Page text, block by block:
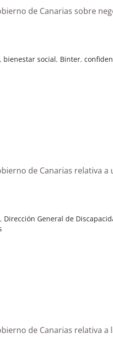
de Canarias sobre
, bienestar social, Binter,
de Canarias relativa
, Dirección General de
de Canarias relativa